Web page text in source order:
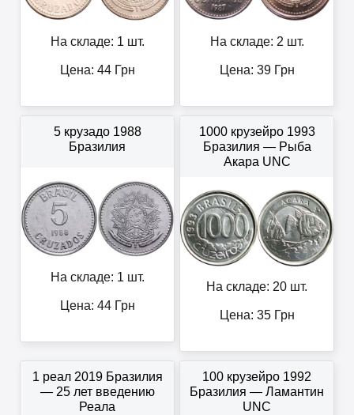
На складе: 1 шт.
Цена: 44Грн
На складе: 2 шт.
Цена: 39Грн
5 крузадо 1988
Бразилия
На складе: 1 шт.
Цена: 44Грн
1000 крузейро 1993
Бразилия — Рыба
Акара UNC
На складе: 20 шт.
Цена: 35Грн
1 реал 2019 Бразилия
— 25 лет введению
Реала
100 крузейро 1992
Бразилия — Ламантин
UNC